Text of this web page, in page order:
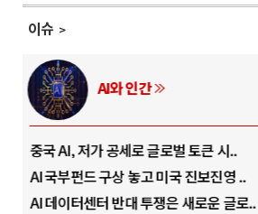
이슈
AI와 인간
중국 AI, 저가 공세로 글로벌 토큰 시..
AI 국부펀드 구상 놓고 미국 진보진영 ..
AI 데이터센터 반대 투쟁은 새로운 글로..